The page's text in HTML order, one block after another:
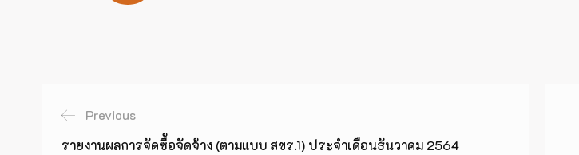
Previous
รายงานผลการจัดซื้อจัดจ้าง (ตามแบบ สขร.1) ประจำเดือนธันวาคม 2564